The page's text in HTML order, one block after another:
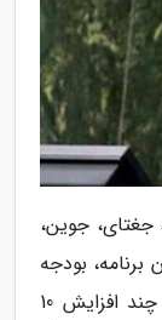
جغتای، جوین،
بودجه
و محاسبات مجلس در توئیتی نوشت: هر چند افزایش 10